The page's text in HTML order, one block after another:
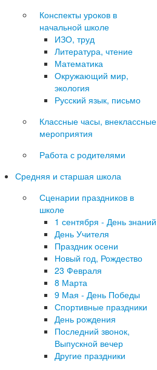
Конспекты уроков в
начальной школе
ИЗО, труд
Литература, чтение
Математика
Окружающий мир,
экология
Русский язык, письмо
Классные часы, внеклассные
мероприятия
Работа с родителями
Средняя и старшая школа
Сценарии праздников в
школе
1 сентября - День знаний
День Учителя
Праздник осени
Новый год, Рождество
23 Февраля
8 Марта
9 Мая - День Победы
Спортивные праздники
День рождения
Последний звонок,
Выпускной вечер
Другие праздники